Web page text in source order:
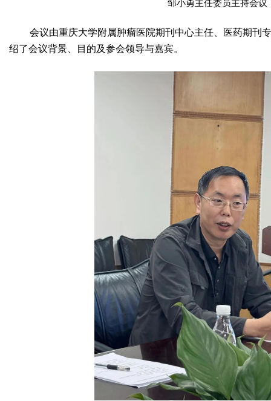
邹小勇主任委员主持会议
会议由重庆大学附属肿瘤医院期刊中心主任、医药期刊
绍了会议背景、目的及参会领导与嘉宾。